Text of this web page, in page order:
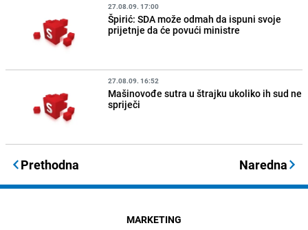
27.08.09. 17:00
Špirić: SDA može odmah da ispuni svoje
prijetnje da će povući ministre
27.08.09. 16:52
Mašinovođe sutra u štrajku ukoliko ih sud ne
spriječi
Prethodna Naredna
MARKETING